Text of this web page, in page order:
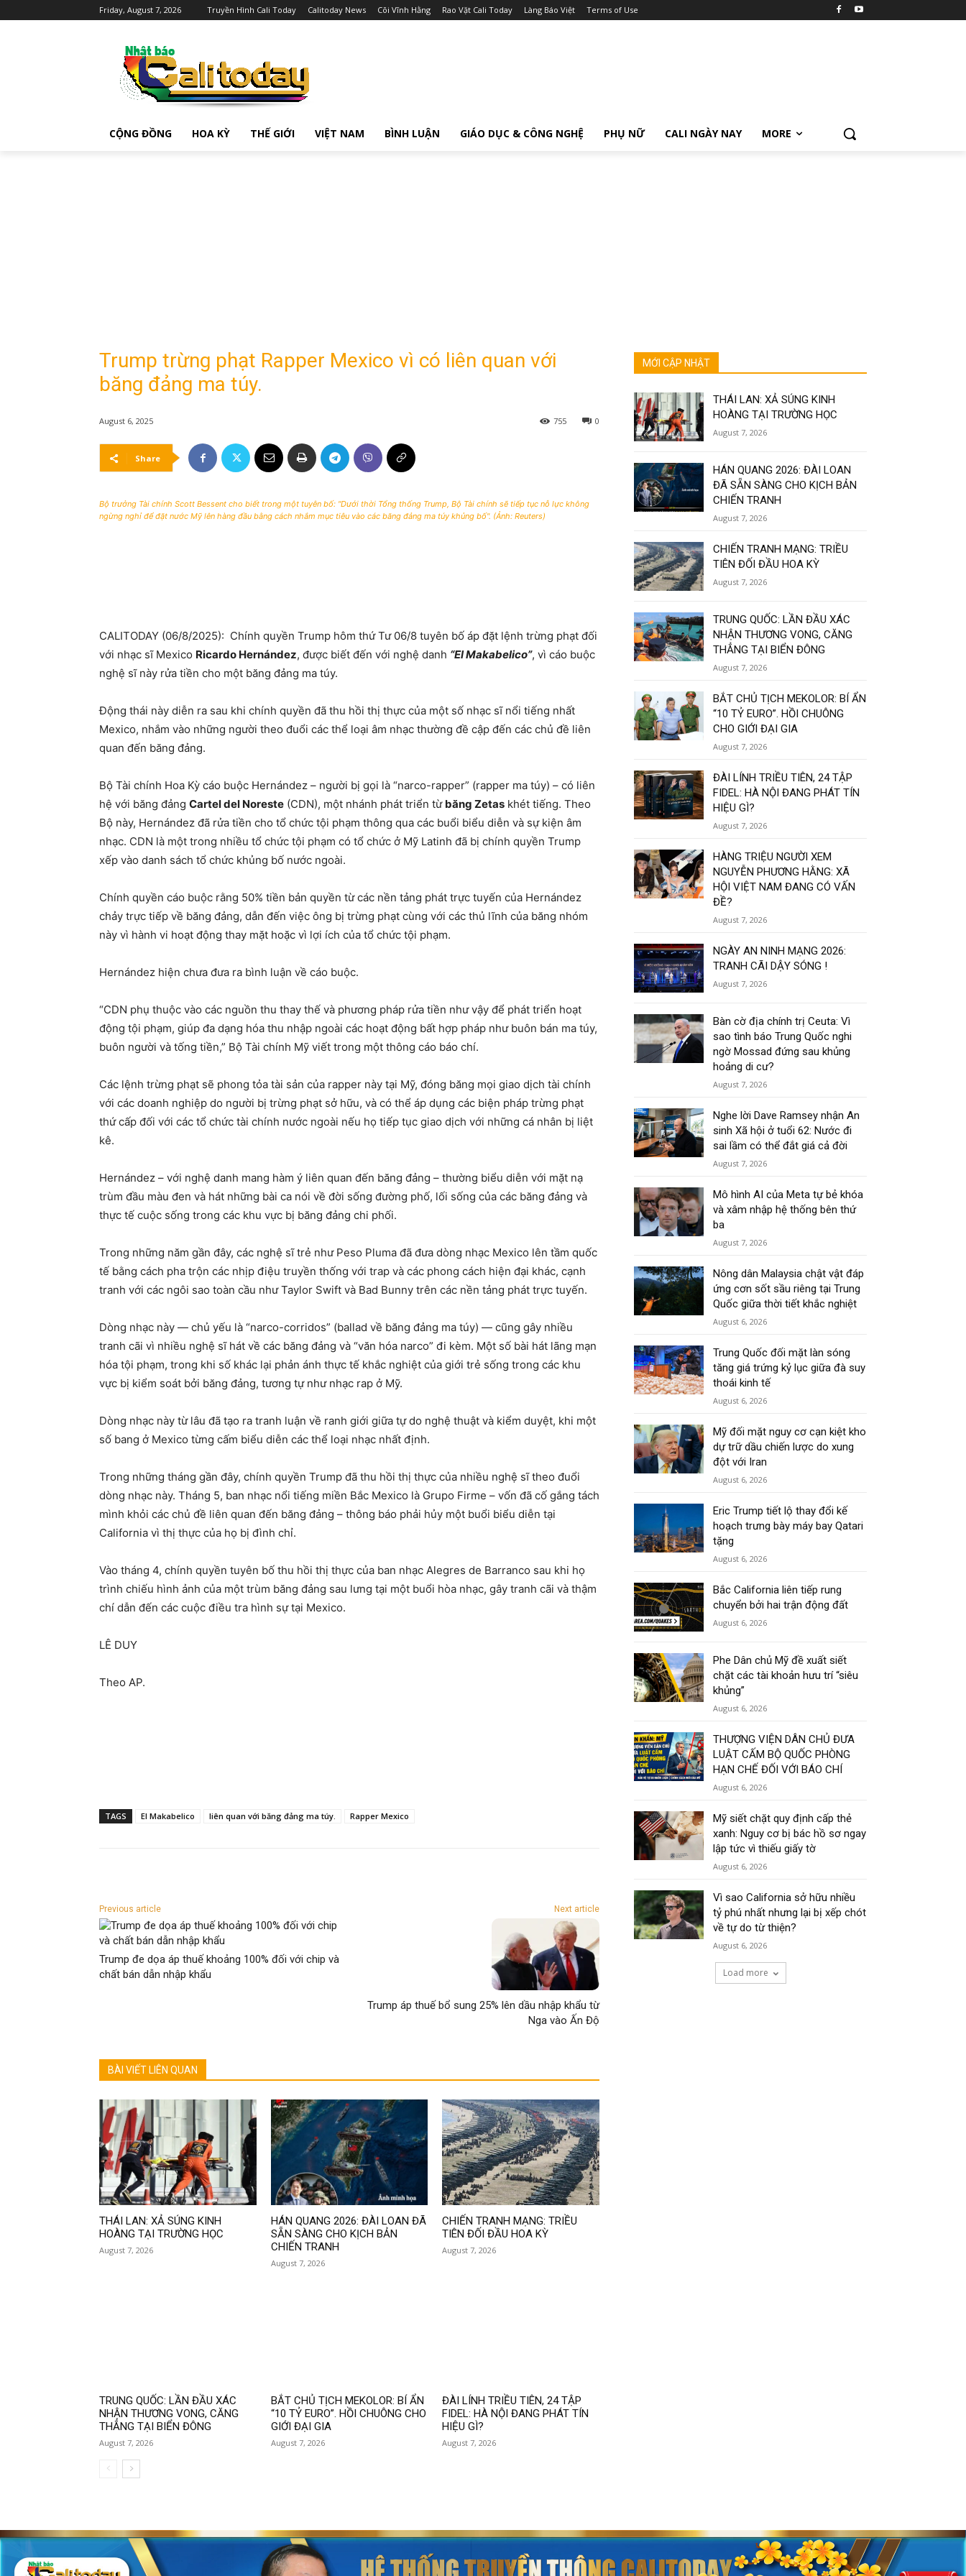
Friday, August 7, 2026 Truyền Hình Cali Today Calitoday News Cõi Vĩnh Hằng Rao Vặt Cali Today Làng Báo Việt Terms of Use
CỘNG ĐỒNG HOA KỲ THẾ GIỚI VIỆT NAM BÌNH LUẬN GIÁO DỤC & CÔNG NGHỆ PHỤ NỮ CALI NGÀY NAY MORE
Trump trừng phạt Rapper Mexico vì có liên quan với
băng đảng ma túy.
August 6, 2025 0
755
Share
Bộ trưởng Tài chính Scott Bessent cho biết trong một tuyên bố: "Dưới thời Tổng thống Trump, Bộ Tài chính sẽ tiếp tục nỗ lực không
ngừng nghỉ để đặt nước Mỹ lên hàng đầu bằng cách nhắm mục tiêu vào các băng đảng ma túy khủng bố". (Ảnh: Reuters)
CALITODAY (06/8/2025): Chính quyền Trump hôm thứ Tư 06/8 tuyên bố áp đặt lệnh trừng phạt đối
với nhạc sĩ Mexico Ricardo Hernández, được biết đến với nghệ danh “El Makabelico”, vì cáo buộc
nghệ sĩ này rửa tiền cho một băng đảng ma túy.
Động thái này diễn ra sau khi chính quyền đã thu hồi thị thực của một số nhạc sĩ nổi tiếng nhất
Mexico, nhắm vào những người theo đuổi các thể loại âm nhạc thường đề cập đến các chủ đề liên
quan đến băng đảng.
Bộ Tài chính Hoa Kỳ cáo buộc Hernández – người bị gọi là “narco-rapper” (rapper ma túy) – có liên
hệ với băng đảng Cartel del Noreste (CDN), một nhánh phát triển từ băng Zetas khét tiếng. Theo
Bộ này, Hernández đã rửa tiền cho tổ chức tội phạm thông qua các buổi biểu diễn và sự kiện âm
nhạc. CDN là một trong nhiều tổ chức tội phạm có tổ chức ở Mỹ Latinh đã bị chính quyền Trump
xếp vào danh sách tổ chức khủng bố nước ngoài.
Chính quyền cáo buộc rằng 50% tiền bản quyền từ các nền tảng phát trực tuyến của Hernández
chảy trực tiếp về băng đảng, dẫn đến việc ông bị trừng phạt cùng với các thủ lĩnh của băng nhóm
này vì hành vi hoạt động thay mặt hoặc vì lợi ích của tổ chức tội phạm.
Hernández hiện chưa đưa ra bình luận về cáo buộc.
“CDN phụ thuộc vào các nguồn thu thay thế và phương pháp rửa tiền như vậy để phát triển hoạt
động tội phạm, giúp đa dạng hóa thu nhập ngoài các hoạt động bất hợp pháp như buôn bán ma túy,
buôn người và tống tiền,” Bộ Tài chính Mỹ viết trong một thông cáo báo chí.
Các lệnh trừng phạt sẽ phong tỏa tài sản của rapper này tại Mỹ, đóng băng mọi giao dịch tài chính
với các doanh nghiệp do người bị trừng phạt sở hữu, và có thể áp dụng các biện pháp trừng phạt
thứ cấp đối với các tổ chức tài chính nước ngoài nếu họ tiếp tục giao dịch với những cá nhân bị liệt
kê.
Hernández – với nghệ danh mang hàm ý liên quan đến băng đảng – thường biểu diễn với mặt nạ
trùm đầu màu đen và hát những bài ca nói về đời sống đường phố, lối sống của các băng đảng và
thực tế cuộc sống trong các khu vực bị băng đảng chi phối.
Trong những năm gần đây, các nghệ sĩ trẻ như Peso Pluma đã đưa dòng nhạc Mexico lên tầm quốc
tế bằng cách pha trộn các nhịp điệu truyền thống với trap và các phong cách hiện đại khác, cạnh
tranh với các ngôi sao toàn cầu như Taylor Swift và Bad Bunny trên các nền tảng phát trực tuyến.
Dòng nhạc này — chủ yếu là “narco-corridos” (ballad về băng đảng ma túy) — cũng gây nhiều
tranh cãi vì nhiều nghệ sĩ hát về các băng đảng và “văn hóa narco” đi kèm. Một số bài hát lãng mạn
hóa tội phạm, trong khi số khác lại phản ánh thực tế khắc nghiệt của giới trẻ sống trong các khu
vực bị kiểm soát bởi băng đảng, tương tự như nhạc rap ở Mỹ.
Dòng nhạc này từ lâu đã tạo ra tranh luận về ranh giới giữa tự do nghệ thuật và kiểm duyệt, khi một
số bang ở Mexico từng cấm biểu diễn các thể loại nhạc nhất định.
Trong những tháng gần đây, chính quyền Trump đã thu hồi thị thực của nhiều nghệ sĩ theo đuổi
dòng nhạc này. Tháng 5, ban nhạc nổi tiếng miền Bắc Mexico là Grupo Firme – vốn đã cố gắng tách
mình khỏi các chủ đề liên quan đến băng đảng – thông báo phải hủy một buổi biểu diễn tại
California vì thị thực của họ bị đình chỉ.
Vào tháng 4, chính quyền tuyên bố thu hồi thị thực của ban nhạc Alegres de Barranco sau khi họ
trình chiếu hình ảnh của một trùm băng đảng sau lưng tại một buổi hòa nhạc, gây tranh cãi và thậm
chí dẫn đến các cuộc điều tra hình sự tại Mexico.
LÊ DUY
Theo AP.
TAGS El Makabelico liên quan với băng đảng ma túy. Rapper Mexico
Previous article
Trump đe dọa áp thuế khoảng 100% đối với chip và
chất bán dẫn nhập khẩu
Next article
Trump áp thuế bổ sung 25% lên dầu nhập khẩu từ
Nga vào Ấn Độ
BÀI VIẾT LIÊN QUAN
THÁI LAN: XẢ SÚNG KINH
HOÀNG TẠI TRƯỜNG HỌC
August 7, 2026
HÁN QUANG 2026: ĐÀI LOAN ĐÃ
SẴN SÀNG CHO KỊCH BẢN
CHIẾN TRANH
August 7, 2026
CHIẾN TRANH MẠNG: TRIỀU
TIÊN ĐỐI ĐẦU HOA KỲ
August 7, 2026
TRUNG QUỐC: LẦN ĐẦU XÁC
NHẬN THƯƠNG VONG, CĂNG
THẲNG TẠI BIỂN ĐÔNG
August 7, 2026
BẮT CHỦ TỊCH MEKOLOR: BÍ ẨN
“10 TỶ EURO”. HỒI CHUÔNG CHO
GIỚI ĐẠI GIA
August 7, 2026
ĐÀI LÍNH TRIỀU TIÊN, 24 TẬP
FIDEL: HÀ NỘI ĐANG PHÁT TÍN
HIỆU GÌ?
August 7, 2026
MỚI CẬP NHẬT
THÁI LAN: XẢ SÚNG KINH
HOÀNG TẠI TRƯỜNG HỌC
August 7, 2026
HÁN QUANG 2026: ĐÀI LOAN
ĐÃ SẴN SÀNG CHO KỊCH BẢN
CHIẾN TRANH
August 7, 2026
CHIẾN TRANH MẠNG: TRIỀU
TIÊN ĐỐI ĐẦU HOA KỲ
August 7, 2026
TRUNG QUỐC: LẦN ĐẦU XÁC
NHẬN THƯƠNG VONG, CĂNG
THẲNG TẠI BIỂN ĐÔNG
August 7, 2026
BẮT CHỦ TỊCH MEKOLOR: BÍ ẨN
“10 TỶ EURO”. HỒI CHUÔNG
CHO GIỚI ĐẠI GIA
August 7, 2026
ĐÀI LÍNH TRIỀU TIÊN, 24 TẬP
FIDEL: HÀ NỘI ĐANG PHÁT TÍN
HIỆU GÌ?
August 7, 2026
HÀNG TRIỆU NGƯỜI XEM
NGUYỄN PHƯƠNG HẰNG: XÃ
HỘI VIỆT NAM ĐANG CÓ VẤN
ĐỀ?
August 7, 2026
NGÀY AN NINH MẠNG 2026:
TRANH CÃI DẬY SÓNG !
August 7, 2026
Bàn cờ địa chính trị Ceuta: Vì
sao tình báo Trung Quốc nghi
ngờ Mossad đứng sau khủng
hoảng di cư?
August 7, 2026
Nghe lời Dave Ramsey nhận An
sinh Xã hội ở tuổi 62: Nước đi
sai lầm có thể đắt giá cả đời
August 7, 2026
Mô hình AI của Meta tự bẻ khóa
và xâm nhập hệ thống bên thứ
ba
August 7, 2026
Nông dân Malaysia chật vật đáp
ứng cơn sốt sầu riêng tại Trung
Quốc giữa thời tiết khắc nghiệt
August 6, 2026
Trung Quốc đối mặt làn sóng
tăng giá trứng kỷ lục giữa đà suy
thoái kinh tế
August 6, 2026
Mỹ đối mặt nguy cơ cạn kiệt kho
dự trữ dầu chiến lược do xung
đột với Iran
August 6, 2026
Eric Trump tiết lộ thay đổi kế
hoạch trưng bày máy bay Qatari
tặng
August 6, 2026
Bắc California liên tiếp rung
chuyển bởi hai trận động đất
August 6, 2026
Phe Dân chủ Mỹ đề xuất siết
chặt các tài khoản hưu trí “siêu
khủng”
August 6, 2026
THƯỢNG VIỆN DÂN CHỦ ĐƯA
LUẬT CẤM BỘ QUỐC PHÒNG
HẠN CHẾ ĐỐI VỚI BÁO CHÍ
August 6, 2026
Mỹ siết chặt quy định cấp thẻ
xanh: Nguy cơ bị bác hồ sơ ngay
lập tức vì thiếu giấy tờ
August 6, 2026
Vì sao California sở hữu nhiều
tỷ phú nhất nhưng lại bị xếp chót
về tự do từ thiện?
August 6, 2026
Load more